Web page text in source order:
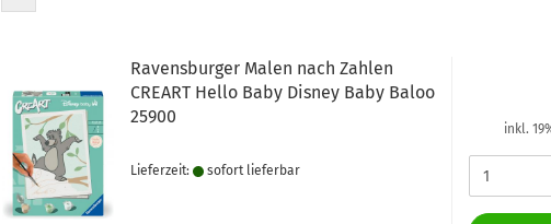
Ravensburger Malen nach Zahlen
CREART Hello Baby Disney Baby Baloo
25900
Lieferzeit: sofort lie­fer­bar
inkl.